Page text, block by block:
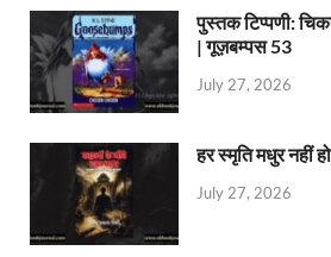
पुस्तक टिप्पणी:
| गूज़बम्पस 53
July 27, 2026
हर स्मृति मधुर नहीं
July 27, 2026